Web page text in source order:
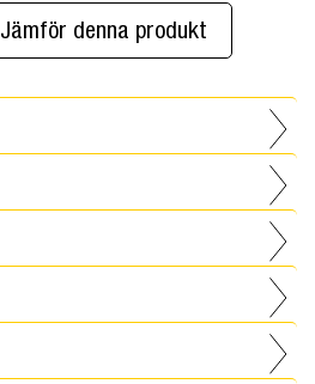
Jämför denna produkt